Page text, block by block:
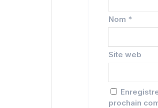
Nom *
Site web
prochain